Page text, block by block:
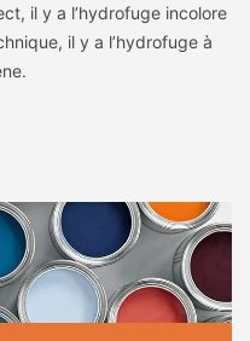
il y a l’hydrofuge incolore
il y a l’hydrofuge à